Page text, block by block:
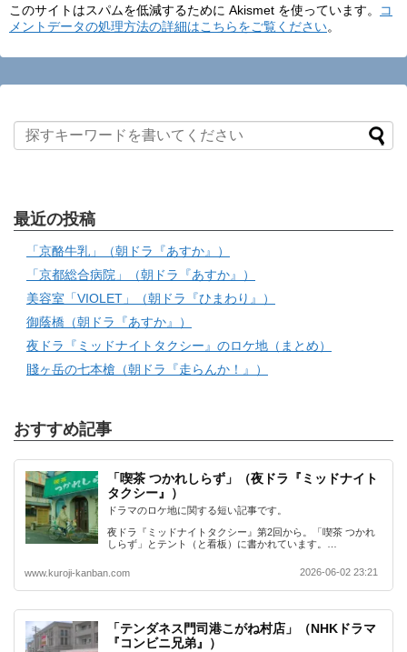
このサイトはスパムを低減するために Akismet を使っています。
コ
メントデータの処理方法の詳細はこちらをご覧ください。
最近の投稿
「京酪牛乳」（朝ドラ『あすか』）
「京都総合病院」（朝ドラ『あすか』）
美容室「VIOLET」（朝ドラ『ひまわり』）
御蔭橋（朝ドラ『あすか』）
夜ドラ『ミッドナイトタクシー』のロケ地（まとめ）
賤ヶ岳の七本槍（朝ドラ『走らんか！』）
おすすめ記事
「喫茶 つかれしらず」（夜ドラ『ミッドナイト
タクシー』）
ドラマのロケ地に関する短い記事です。
夜ドラ『ミッドナイトタクシー』第2回から。「喫茶 つかれ
しらず」とテント（と看板）に書かれています。…
www.kuroji-kanban.com 2026-06-02 23:21
「テンダネス門司港こがね村店」（NHKドラマ
『コンビニ兄弟』）